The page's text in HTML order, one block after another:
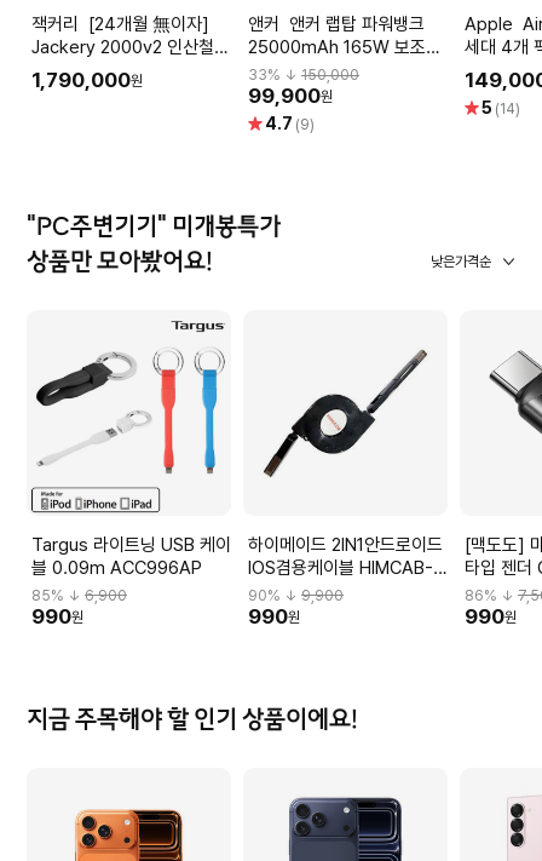
잭커리 [24개월 無이자]
Jackery 2000v2 인산철
올인원 파워뱅크 차박 캠핑
용
1,790,000원
앤커 앤커 랩탑 파워뱅크
25000mAh 165W 보조배
터리 블랙 A1695
33% ↓150,000
99,900원
별 4.7 (9)
Apple AirTag 에어태그 1
세대 4개
별5 (14)
"PC주변기기" 미개봉특가
상품만 모아봤어요!
낮은가격순
Targus 라이트닝 USB 케이
블 0.09m ACC996AP
85% ↓ 6,900
990원
하이메이드 2IN1안드로이드
IOS겸용케이블 HIMCAB-
H001
90% ↓9,900
990원
[맥도도]
타입 젠
86% ↓
990원
지금 주목해야 할 인기 상품이에요!